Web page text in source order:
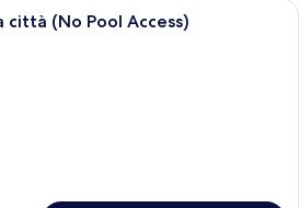
Una camera da letto moderna con
città (No Pool Access)